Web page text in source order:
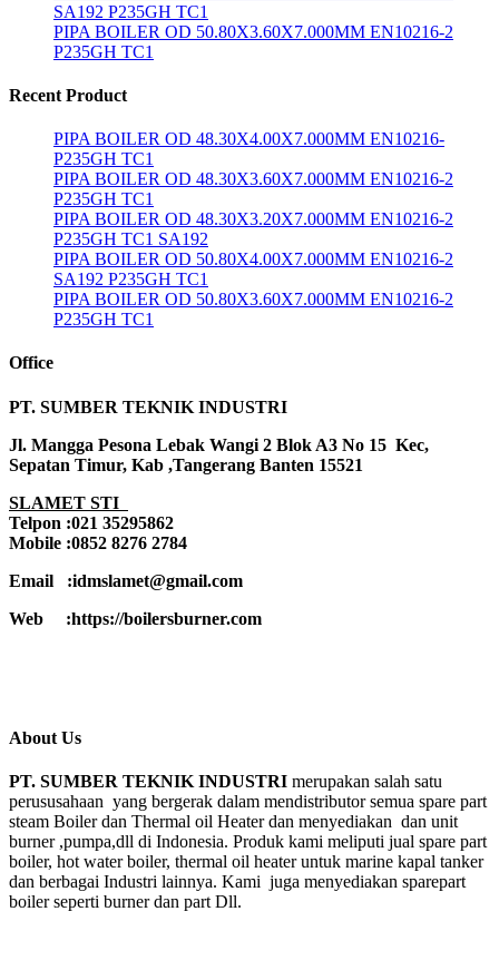
SA192 P235GH TC1
PIPA BOILER OD 50.80X3.60X7.000MM EN10216-2
P235GH TC1
Recent Product
PIPA BOILER OD 48.30X4.00X7.000MM EN10216-
P235GH TC1
PIPA BOILER OD 48.30X3.60X7.000MM EN10216-2
P235GH TC1
PIPA BOILER OD 48.30X3.20X7.000MM EN10216-2
P235GH TC1 SA192
PIPA BOILER OD 50.80X4.00X7.000MM EN10216-2
SA192 P235GH TC1
PIPA BOILER OD 50.80X3.60X7.000MM EN10216-2
P235GH TC1
Office
PT. SUMBER TEKNIK INDUSTRI
Jl. Mangga Pesona Lebak Wangi 2 Blok A3 No 15 Kec,
Sepatan Timur, Kab ,Tangerang Banten 15521
SLAMET STI
Telpon :021 35295862
Mobile :0852 8276 2784
Email :idmslamet@gmail.com
Web :https://boilersburner.com
About Us
PT. SUMBER TEKNIK INDUSTRI merupakan salah satu
perususahaan yang bergerak dalam mendistributor semua spare part
steam Boiler dan Thermal oil Heater dan menyediakan dan unit
burner ,pumpa,dll di Indonesia. Produk kami meliputi jual spare part
boiler, hot water boiler, thermal oil heater untuk marine kapal tanker
dan berbagai Industri lainnya. Kami juga menyediakan sparepart
boiler seperti burner dan part Dll.